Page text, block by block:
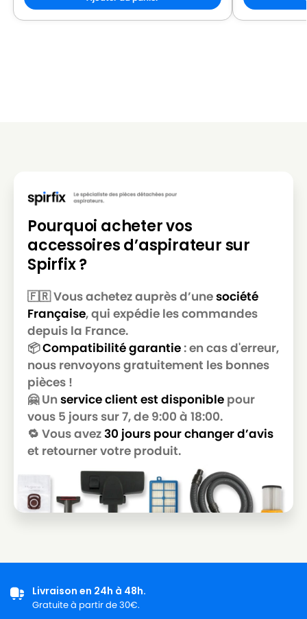
Pourquoi acheter vos
accessoires d’aspirateur sur
Spirfix ?
🇫🇷 Vous achetez auprès d’unesociété
Française, qui expédie les commandes
depuis la France.
📦Compatibilité garantie: en cas d'erreur,
nous renvoyons gratuitement les bonnes
pièces !
🤗 Un service client est disponible pour
vous 5 jours sur 7, de 9:00 à 18:00.
🔁 Vous avez30 jours pour changer d’avis
et retourner votre produit.
Livraison en 24h à 48h.
Gratuite à partir de 30€.